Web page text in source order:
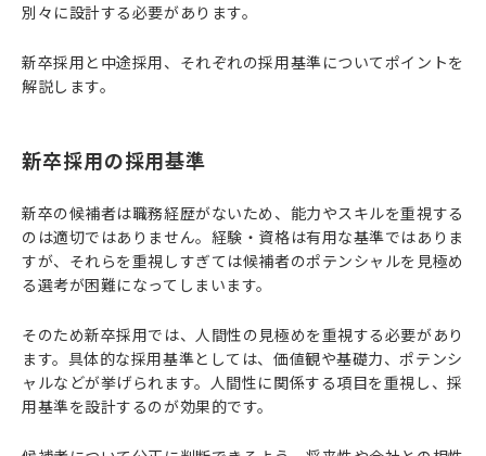
別々に設計する必要があります。
新卒採用と中途採用、それぞれの採用基準についてポイントを
解説します。
新卒採用の採用基準
新卒の候補者は職務経歴がないため、能力やスキルを重視する
のは適切ではありません。経験・資格は有用な基準ではありま
すが、それらを重視しすぎては候補者のポテンシャルを見極め
る選考が困難になってしまいます。
そのため新卒採用では、人間性の見極めを重視する必要があり
ます。具体的な採用基準としては、価値観や基礎力、ポテンシ
ャルなどが挙げられます。人間性に関係する項目を重視し、採
用基準を設計するのが効果的です。